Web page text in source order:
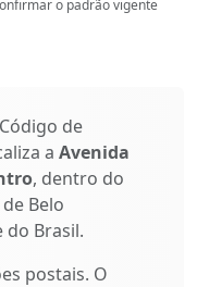
o padrão vigente
de
a Avenida
, dentro do
Belo
do Brasil.
postais. O